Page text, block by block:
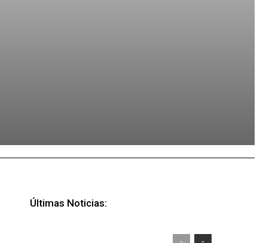
Últimas Noticias: